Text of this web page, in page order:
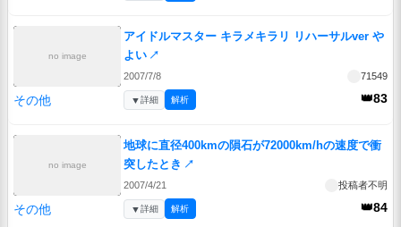
no image
アイドルマスター キラメキラリ リハーサルver や
よい ↗
2007/7/8 71549
その他 👑83
▼詳細 解析
no image
地球に直径400kmの隕石が72000km/hの速度で衝
突したとき ↗
2007/4/21 投稿者不明
その他 👑84
▼詳細 解析